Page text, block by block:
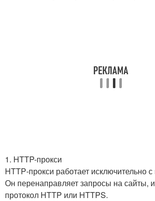
1. HTTP-прокси
HTTP‑прокси работает исключительно
Он перенаправляет запросы на сайты,
протокол HTTP или HTTPS.